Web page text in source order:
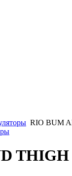
RIO BUM
THIGH